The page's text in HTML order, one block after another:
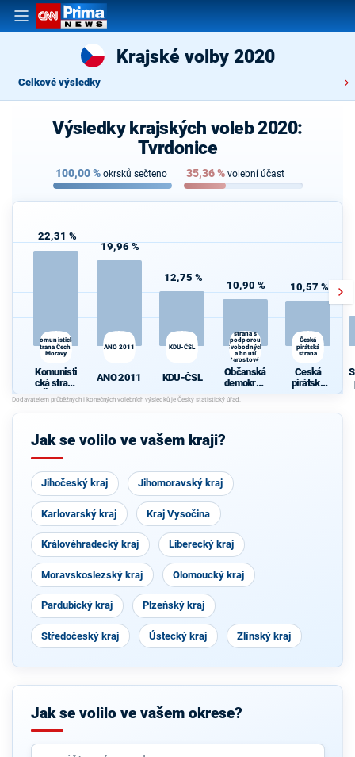
Krajské volby 2020
Celkové výsledky
Výsledky krajských voleb 2020:
Tvrdonice
100,00% okrsků sečteno 35,36% volební účast
22,31 %
Komunistická
strana Čech a
Moravy
Komunisti
cká strana
Čech a
Moravy
19,96 %
ANO 2011
ANO 2011
12,75 %
KDU-ČSL
KDU-ČSL
10,90 %
strana s
podporou
Svobodných
a hnutí
Starostové a
osobnosti
pro Moravu
Občanská
demokrati
cká strana
s podporou
Svobodný
Starostové
Moravu
10,57 %
Česká
pirátská
strana
Česká
pirátská
strana
Jak se volilo ve vašem kraji?
Jihočeský kraj Jihomoravský kraj
Karlovarský kraj Kraj Vysočina
Královéhradecký kraj Liberecký kraj
Moravskoslezský kraj Olomoucký kraj
Pardubický kraj Plzeňský kraj
Středočeský kraj Ústecký kraj Zlínský kraj
Jak se volilo ve vašem okrese?